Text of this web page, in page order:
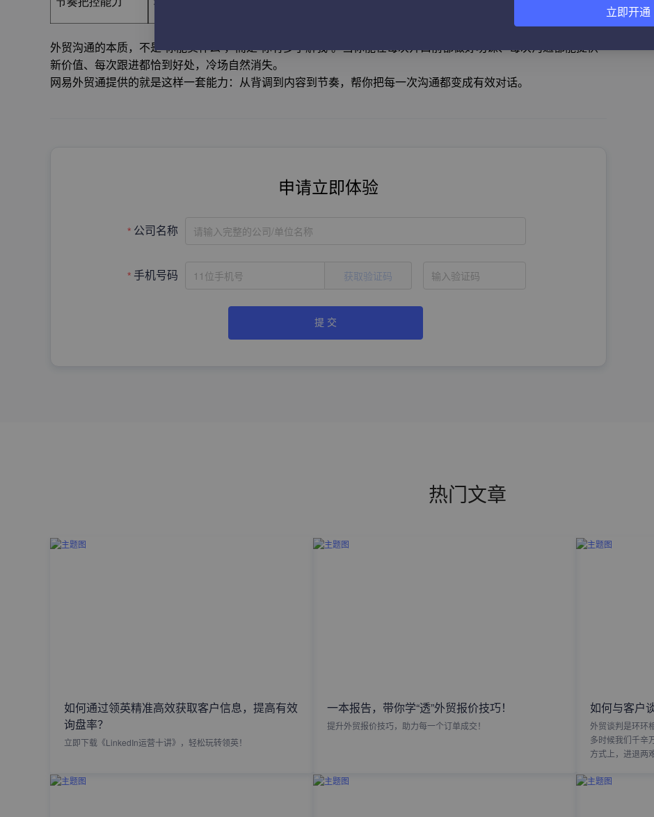
外贸沟通的本质，不是“你能卖什么”，而是“你有多了解我”。当你能在每次开口前都做好功课、每次沟通都能提供
新价值、每次跟进都恰到好处，冷场自然消失。
网易外贸通提供的就是这样一套能力：从背调到内容到节奏，帮你把每一次沟通都变成有效对话。
申请立即体验
公司名称 请输入完整的公司/单位名称
手机号码 获取验证码
提 交
热门文章
如何通过领英精准高效获取客户信息，提高有效
询盘率？
立即下载《LinkedIn运营十讲》，轻松玩转领英！
一本报告，带你学“透”外贸报价技巧！
提升外贸报价技巧，助力每一个订单成交！
如何与客户
外贸谈判是环环
多时候我们千辛
方式上，进退两难
立即开通